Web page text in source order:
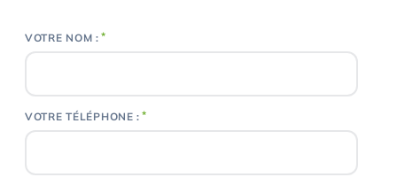
VOTRE NOM : *
VOTRE TÉLÉPHONE : *